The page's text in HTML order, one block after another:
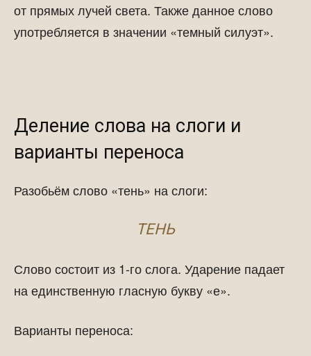
от прямых лучей света. Также данное слово
употребляется в значении «темный силуэт».
Деление слова на слоги и
варианты переноса
Разобьём слово «тень» на слоги:
ТЕНЬ
Слово состоит из 1-го слога. Ударение падает
на единственную гласную букву «е».
Варианты переноса: